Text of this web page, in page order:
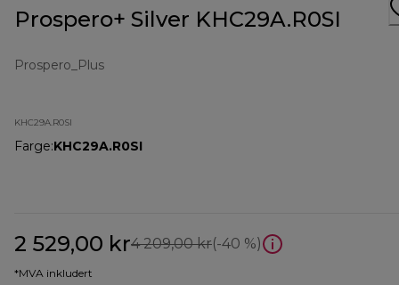
Prospero+ Silver KHC29A.R0SI
Prospero_Plus
KHC29A.R0SI
Farge:KHC29A.R0SI
2 529,00 kr4 209,00 kropprinnelig pris 4 209,00
(-40 %)
*MVA inkludert